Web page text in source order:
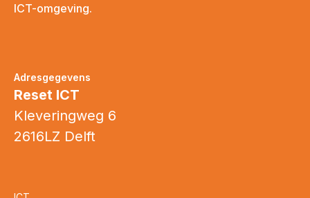
ICT-omgeving.
Adresgegevens
Reset ICT
Kleveringweg 6
2616LZ Delft